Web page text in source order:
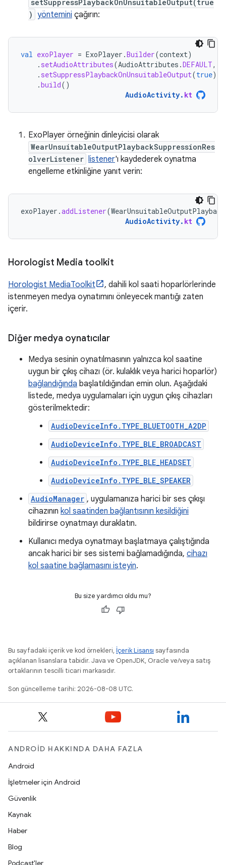
setSuppressPlaybackOnUnsuitableOutput(true
) yöntemini çağırın:
val exoPlayer = ExoPlayer .Builder(context)
. setAudioAttributes(AudioAttributes .DEFAULT,
. setSuppressPlaybackOnUnsuitableOutput(true)
.build()
AudioActivity. kt
ExoPlayer örneğinin dinleyicisi olarak
WearUnsuitableOutputPlaybackSuppressionRes
olverListener listener'ı kaydederek oynatma
engelleme etkinliğine yanıt verin:
exoPlayer .addListener(
AudioActivity. kt
Horologist Media toolkit
Horologist MediaToolkit
, dahili kol saati hoparlörlerinde
istenmeyen medya oynatımını önleyecek mantığı zaten
içerir.
Diğer medya oynatıcılar
Medya sesinin oynatılmasının yalnızca kol saatine
uygun bir çıkış cihazı (ör. kulaklık veya harici hoparlör)
bağlandığında başlatıldığından emin olun. Aşağıdaki
listede, medya uygulamaları için uygun çıkış cihazları
gösterilmektedir:
AudioDeviceInfo.TYPE_BLUETOOTH_A2DP
AudioDeviceInfo.TYPE_BLE_BROADCAST
AudioDeviceInfo.TYPE_BLE_HEADSET
AudioDeviceInfo.TYPE_BLE_SPEAKER
AudioManager , uygulamanıza harici bir ses çıkışı
cihazının kol saatinden bağlantısının kesildiğini
bildirirse oynatmayı duraklatın.
Kullanıcı medya oynatmayı başlatmaya çalıştığında
ancak harici bir ses sistemi bağlamadığında, cihazı
kol saatine bağlamasını isteyin.
Bu size yardımcı oldu mu?
Bu sayfadaki içerik ve kod örnekleri, İçerik Lisansı sayfasında
açıklanan lisanslara tabidir. Java ve OpenJDK, Oracle ve/veya satış
ortaklarının tescilli ticari markasıdır.
Son güncelleme tarihi: 2026-08-08 UTC.
ANDROID HAKKINDA DAHA FAZLA
Android
İşletmeler için Android
Güvenlik
Kaynak
Haber
Blog
Podcast'ler